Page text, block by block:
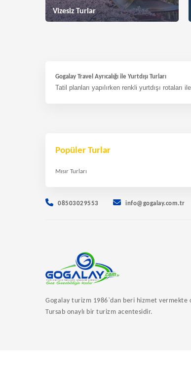
Vizesiz Turlar
Gogalay Travel Ayrıcalığı ile Yurtdışı Turları
Tatil planları yapılırken renkli yurtdışı
Popüler Turlar
Mısır Turları
08503029553 info@gogalay.com.tr
Gogalay turizm 1986`dan beri hizmet vermekte
Tursab onaylı bir turizm acentesidir.